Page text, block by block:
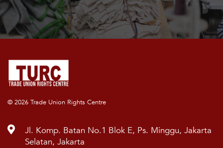
© 2026 Trade Union Rights Centre
Jl. Komp. Batan No.1 Blok E, Ps. Minggu, Jakarta
Selatan, Jakarta